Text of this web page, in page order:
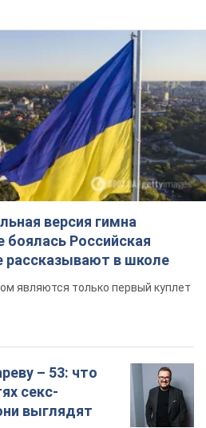
версия гимна
боялась Российская
рассказывают в школе
являются только первый куплет
– 53: что
секс-
выглядят